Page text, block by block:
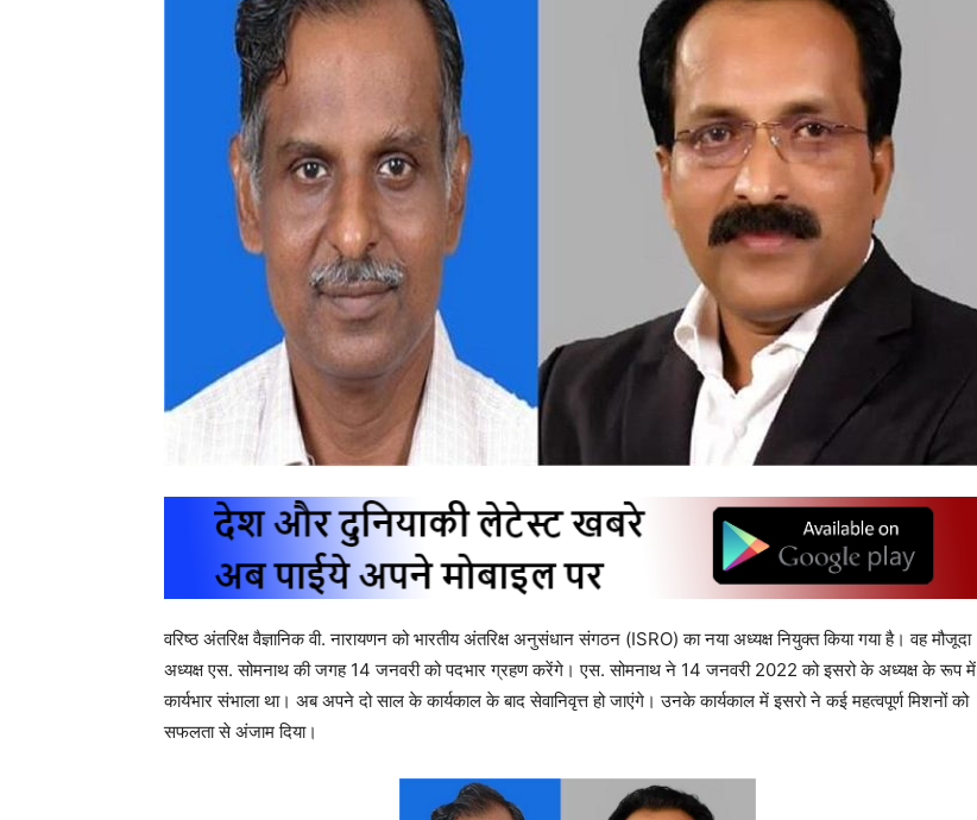
वरिष्ठ अंतरिक्ष वैज्ञानिक वी. नारायणन को भारतीय अंतरिक्ष अनुसंधान संगठन (ISRO) का नया अध्यक्ष नियुक्त किया गया है। वह मौजूदा
अध्यक्ष एस. सोमनाथ की जगह 14 जनवरी को पदभार ग्रहण करेंगे। एस. सोमनाथ ने 14 जनवरी 2022 को इसरो के अध्यक्ष के रूप में
कार्यभार संभाला था। अब अपने दो साल के कार्यकाल के बाद सेवानिवृत्त हो जाएंगे। उनके कार्यकाल में इसरो ने कई महत्वपूर्ण मिशनों को
सफलता से अंजाम दिया।